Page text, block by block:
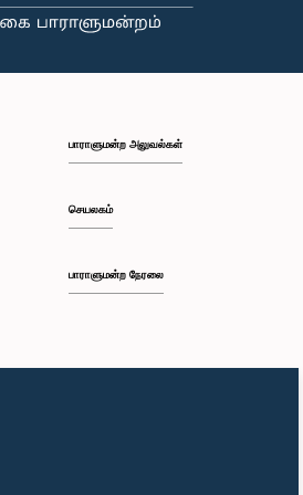
பாராளுமன்ற அலுவல்கள்
செயலகம்
பாராளுமன்ற நேரலை